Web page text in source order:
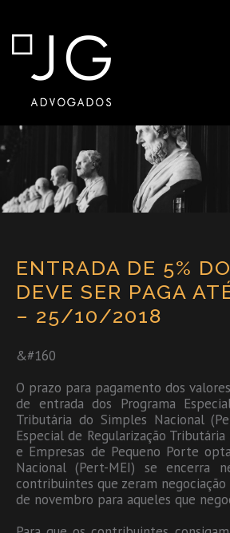
ENTRADA DE 5%
DEVE SER PAGA
– 25/10/2018
&#160
O prazo para pagamento dos
de entrada dos Programa
Tributária do Simples Nacional
Especial de Regularização
e Empresas de Pequeno Porte
Nacional (Pert-MEI) se encerra
contribuintes que zeram
de novembro para aqueles que